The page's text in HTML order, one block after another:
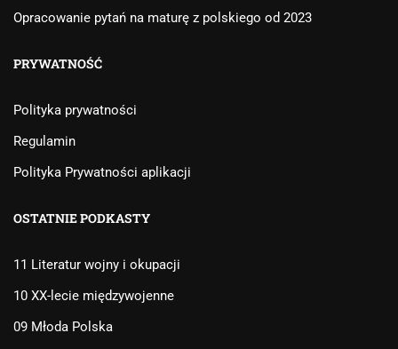
Opracowanie pytań na maturę z polskiego od 2023
PRYWATNOŚĆ
Polityka prywatności
Regulamin
Polityka Prywatności aplikacji
OSTATNIE PODKASTY
11 Literatur wojny i okupacji
10 XX-lecie międzywojenne
09 Młoda Polska